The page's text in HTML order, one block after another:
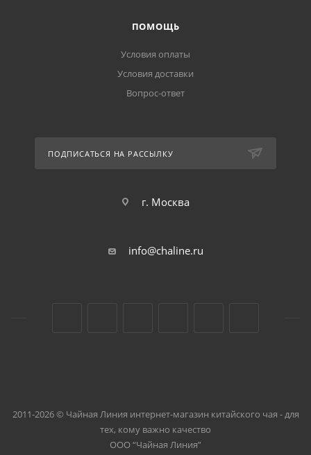
ПОМОЩЬ
Условия оплаты
Условия доставки
Вопрос-ответ
ПОДПИСАТЬСЯ НА РАССЫЛКУ
г. Москва
info@chaline.ru
2011-2026 © Чайная Линия интернет-магазин китайского чая - для
тех, кому важно качество
ООО “Чайная Линия”